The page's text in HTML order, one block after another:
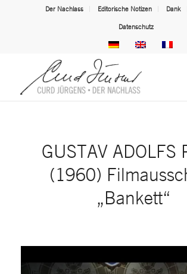
Der Nachlass Editorische Notizen Dank
Datenschutz
GUSTAV ADOLFS
(1960)
„Bankett“